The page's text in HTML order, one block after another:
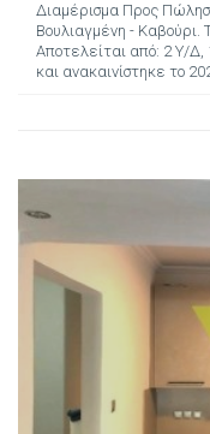
Διαμέρισμα Προς
Βουλιαγμένη - Καβούρι.
Αποτελείται από: 2 Υ/Δ,
και ανακαινίστηκε το